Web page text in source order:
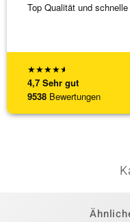
★★★★★
4,7 Sehr gut
9538 Bewertungen
Top Qualität und